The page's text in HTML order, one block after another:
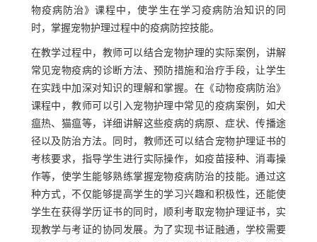
物疫病防治》课程中，使学生在学习疫病防治知识的同
时，掌握宠物护理过程中的疫病防控技能。
在教学过程中，教师可以结合宠物护理的实际案例，讲解
常见宠物疫病的诊断方法、预防措施和治疗手段，让学生
在实践中加深对知识的理解和掌握。在《动物疫病防治》
课程中，教师可以引入宠物护理中常见的疫病案例，如犬
瘟热、猫瘟等，详细讲解这些疫病的病原、症状、传播途
径以及防治方法。同时，教师还可以结合宠物护理证书的
考核要求，指导学生进行实际操作，如疫苗接种、消毒操
作等，使学生能够熟练掌握宠物疫病防治的技能。通过这
种方式，不仅能够提高学生的学习兴趣和积极性，还能使
学生在获得学历证书的同时，顺利考取宠物护理证书，实
现教学与考证的协同发展。为了实现书证融通，学校需要